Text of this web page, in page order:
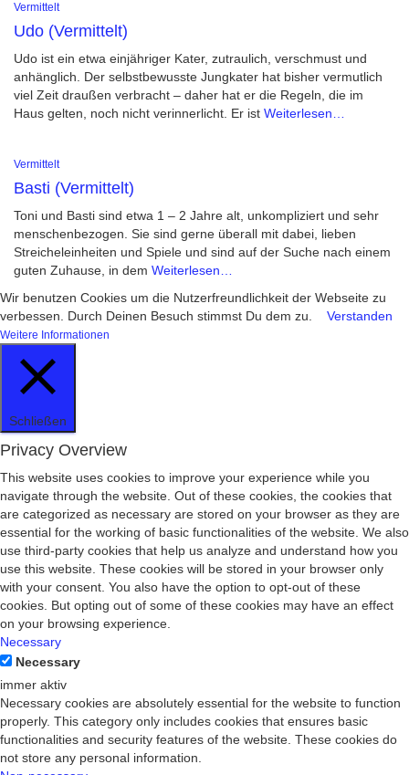
Vermittelt
Udo (Vermittelt)
Udo ist ein etwa einjähriger Kater, zutraulich, verschmust und
anhänglich. Der selbstbewusste Jungkater hat bisher vermutlich
viel Zeit draußen verbracht – daher hat er die Regeln, die im
Haus gelten, noch nicht verinnerlicht. Er ist Weiterlesen…
Vermittelt
Basti (Vermittelt)
Toni und Basti sind etwa 1 – 2 Jahre alt, unkompliziert und sehr
menschenbezogen. Sie sind gerne überall mit dabei, lieben
Streicheleinheiten und Spiele und sind auf der Suche nach einem
guten Zuhause, in dem Weiterlesen…
Wir benutzen Cookies um die Nutzerfreundlichkeit der Webseite zu
verbessen. Durch Deinen Besuch stimmst Du dem zu. Verstanden
Weitere Informationen
Schließen
Privacy Overview
This website uses cookies to improve your experience while you
navigate through the website. Out of these cookies, the cookies that
are categorized as necessary are stored on your browser as they are
essential for the working of basic functionalities of the website. We also
use third-party cookies that help us analyze and understand how you
use this website. These cookies will be stored in your browser only
with your consent. You also have the option to opt-out of these
cookies. But opting out of some of these cookies may have an effect
on your browsing experience.
Necessary
Necessary
immer aktiv
Necessary cookies are absolutely essential for the website to function
properly. This category only includes cookies that ensures basic
functionalities and security features of the website. These cookies do
not store any personal information.